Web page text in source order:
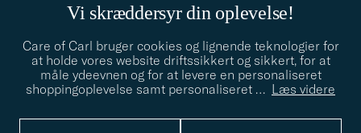
Vi skræddersyr din oplevelse!
Care of Carl bruger cookies og lignende teknologier for
at holde vores website driftssikkert og sikkert, for at
måle ydeevnen og for at levere en personaliseret
shoppingoplevelse samt personaliseret … Læs videre
STILRÅDGIVNING
© Care of Carl 2026